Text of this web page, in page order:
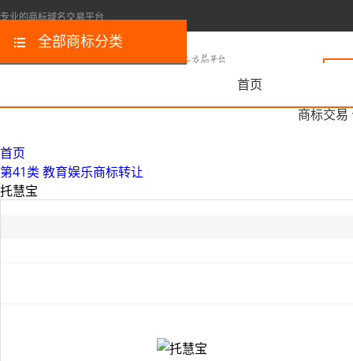
专业的商标域名交易平台
首页
商标交易
全部商标分类
首页
第41类 教育娱乐商标转让
托慧宝